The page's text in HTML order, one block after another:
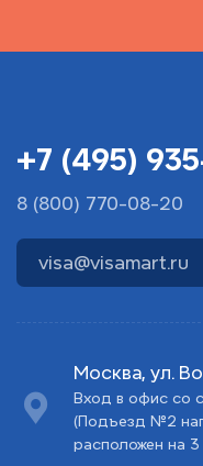
+7 (495)
8 (800) 770-08-20
visa@visamart.ru
Москва, ул.
Вход в офис со
(Подъезд №2
расположен на 3